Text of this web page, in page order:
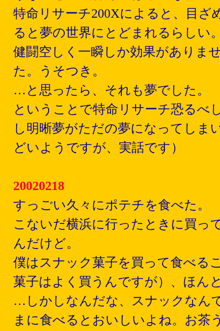
特命リサーチ200Xによると、目
ると夢の世界にとどまれるらしい
健闘空しく一瞬しか効果がありま
た。うそつき。
…と思ったら、それも夢でした。
ということで特命リサーチ恐る
し明晰夢がただの夢になってしま
どいようですが、実話です）
20020218
すっごい久々にポテチを食べた。
こないだ横浜に行ったときに買っ
んだけど。
僕はスナック菓子を買って食べる
菓子はよく買うんですが）、ほん
…しかしなんだな、スナックなん
まに食べるとおいしいよね。お茶